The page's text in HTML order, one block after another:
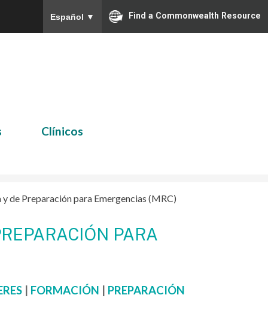
Español ▼ Find a Commonwealth Resource
Clínicos
de Preparación para Emergencias (MRC)
PARA
FORMACIÓN
PREPARACIÓN